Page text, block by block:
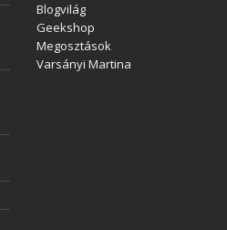
Blogvilág
Geekshop
Megosztások
Varsányi Martina